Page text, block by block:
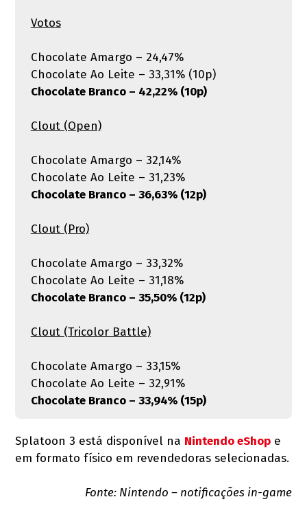
Votos
Chocolate Amargo – 24,47%
Chocolate Ao Leite – 33,31% (10p)
Chocolate Branco – 42,22% (10p)
Clout (Open)
Chocolate Amargo – 32,14%
Chocolate Ao Leite – 31,23%
Chocolate Branco – 36,63% (12p)
Clout (Pro)
Chocolate Amargo – 33,32%
Chocolate Ao Leite – 31,18%
Chocolate Branco – 35,50% (12p)
Clout (Tricolor Battle)
Chocolate Amargo – 33,15%
Chocolate Ao Leite – 32,91%
Chocolate Branco – 33,94% (15p)
Splatoon 3 está disponível na Nintendo eShop e
em formato físico em revendedoras selecionadas.
Fonte: Nintendo – notificações in-game